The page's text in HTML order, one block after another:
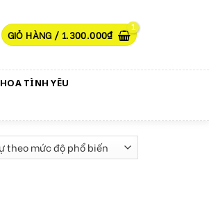
GIỎ HÀNG / 1.300.000₫
HOA TÌNH YÊU